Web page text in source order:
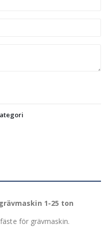
1-25 ton
för grävmaskin.